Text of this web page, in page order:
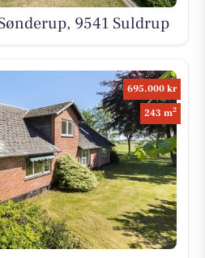
9541 Suldrup
695.000 kr
243 m2